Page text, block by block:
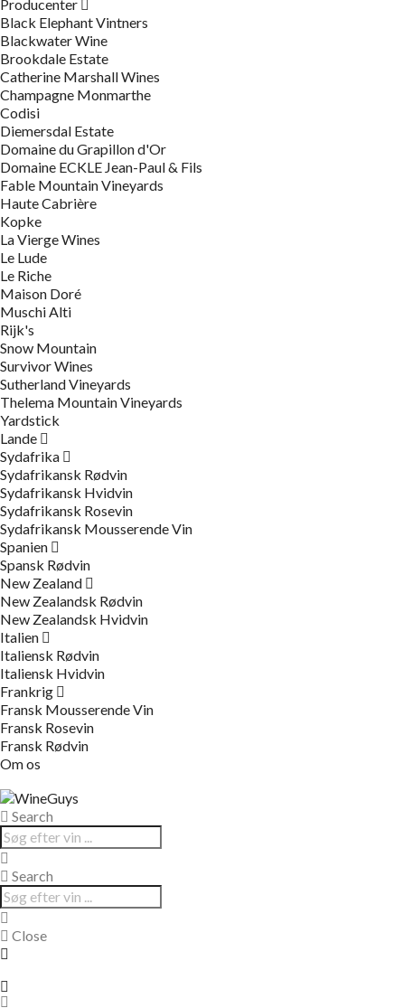
Producenter
Black Elephant Vintners
Blackwater Wine
Brookdale Estate
Catherine Marshall Wines
Champagne Monmarthe
Codisi
Diemersdal Estate
Domaine du Grapillon d'Or
Domaine ECKLE Jean-Paul & Fils
Fable Mountain Vineyards
Haute Cabrière
Kopke
La Vierge Wines
Le Lude
Le Riche
Maison Doré
Muschi Alti
Rijk's
Snow Mountain
Survivor Wines
Sutherland Vineyards
Thelema Mountain Vineyards
Yardstick
Lande
Sydafrika
Sydafrikansk Rødvin
Sydafrikansk Hvidvin
Sydafrikansk Rosevin
Sydafrikansk Mousserende Vin
Spanien
Spansk Rødvin
New Zealand
New Zealandsk Rødvin
New Zealandsk Hvidvin
Italien
Italiensk Rødvin
Italiensk Hvidvin
Frankrig
Fransk Mousserende Vin
Fransk Rosevin
Fransk Rødvin
Om os
Search
Search
Close